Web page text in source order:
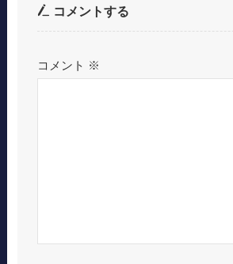
コメントする
コメント ※